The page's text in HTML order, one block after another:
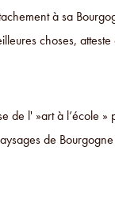
à sa
choses,
de l' »art à l’école
de